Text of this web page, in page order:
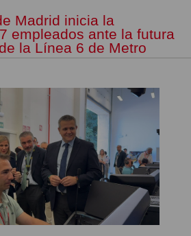
Madrid inicia la
empleados ante la futura
la Línea 6 de Metro